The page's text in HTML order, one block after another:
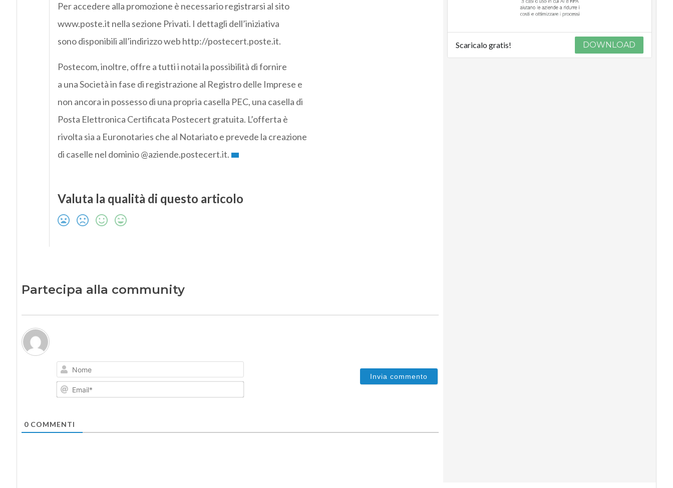
Per accedere alla promozione è necessario registrarsi al sito
www.poste.it nella sezione Privati. I dettagli dell’iniziativa
sono disponibili all’indirizzo web http://postecert.poste.it.
Postecom, inoltre, offre a tutti i notai la possibilità di fornire
a una Società in fase di registrazione al Registro delle Imprese e
non ancora in possesso di una propria casella PEC, una casella di
Posta Elettronica Certificata Postecert gratuita. L’offerta è
rivolta sia a Euronotaries che al Notariato e prevede la creazione
di caselle nel dominio @aziende.postecert.it.
Valuta la qualità di questo articolo
Partecipa alla community
Nome
Email*
0COMMENTI
Scaricalo gratis! DOWNLOAD